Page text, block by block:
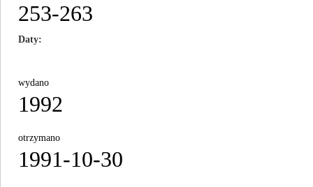
253-263
Daty
wydano
1992
otrzymano
1991-10-30